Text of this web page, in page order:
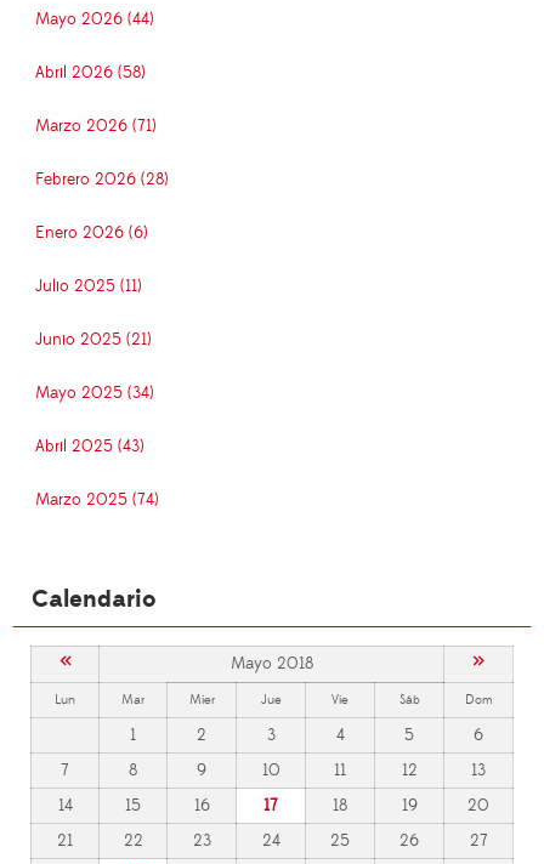
Mayo 2026 (44)
Abril 2026 (58)
Marzo 2026 (71)
Febrero 2026 (28)
Enero 2026 (6)
Julio 2025 (11)
Junio 2025 (21)
Mayo 2025 (34)
Abril 2025 (43)
Marzo 2025 (74)
Calendario
« Mayo 2018 »
Lun Mar Mier Jue Vie Sáb Dom
1 2 3 4 5
6
7
8 9 10 11 12
13
14
15 16 17 18 19
20
21
22 23 24 25 26
27